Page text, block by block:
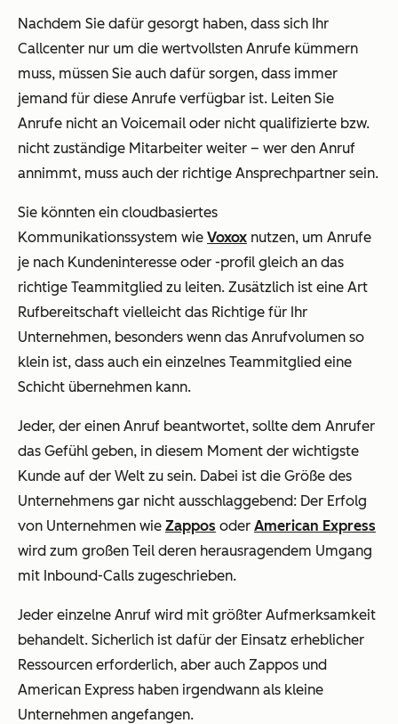
Nachdem Sie dafür gesorgt haben, dass sich Ihr
Callcenter nur um die wertvollsten Anrufe kümmern
muss, müssen Sie auch dafür sorgen, dass immer
jemand für diese Anrufe verfügbar ist. Leiten Sie
Anrufe nicht an Voicemail oder nicht qualifizierte bzw.
nicht zuständige Mitarbeiter weiter – wer den Anruf
annimmt, muss auch der richtige Ansprechpartner sein.
Sie könnten ein cloudbasiertes
Kommunikationssystem wie Voxox nutzen, um Anrufe
je nach Kundeninteresse oder -profil gleich an das
richtige Teammitglied zu leiten. Zusätzlich ist eine Art
Rufbereitschaft vielleicht das Richtige für Ihr
Unternehmen, besonders wenn das Anrufvolumen so
klein ist, dass auch ein einzelnes Teammitglied eine
Schicht übernehmen kann.
Jeder, der einen Anruf beantwortet, sollte dem Anrufer
das Gefühl geben, in diesem Moment der wichtigste
Kunde auf der Welt zu sein. Dabei ist die Größe des
Unternehmens gar nicht ausschlaggebend: Der Erfolg
von Unternehmen wie Zappos oder American Express
wird zum großen Teil deren herausragendem Umgang
mit Inbound-Calls zugeschrieben.
Jeder einzelne Anruf wird mit größter Aufmerksamkeit
behandelt. Sicherlich ist dafür der Einsatz erheblicher
Ressourcen erforderlich, aber auch Zappos und
American Express haben irgendwann als kleine
Unternehmen angefangen.